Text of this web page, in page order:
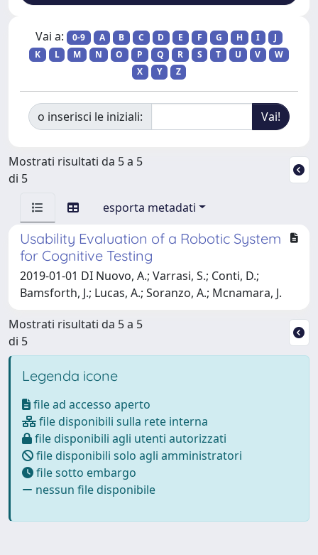
Vai a: 0-9 A B C D E F G H I
J
K
L M N O P Q R S T U V
W
X
Y Z
o inserisci le iniziali:
Mostrati risultati da 5 a 5
di 5
esporta metadati
Usability Evaluation of a Robotic System
for Cognitive Testing
2019-01-01 DI Nuovo, A.; Varrasi, S.; Conti, D.;
Bamsforth, J.; Lucas, A.; Soranzo, A.; Mcnamara, J.
Mostrati risultati da 5 a 5
di 5
Legenda icone
file ad accesso aperto
file disponibili sulla rete interna
file disponibili agli utenti autorizzati
file disponibili solo agli amministratori
file sotto embargo
nessun file disponibile